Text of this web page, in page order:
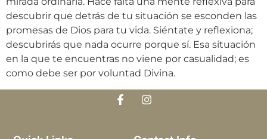
descubrir que detrás de tu situación se esconden las
promesas de Dios para tu vida. Siéntate y reflexiona;
descubrirás que nada ocurre porque sí. Esa situación
en la que te encuentras no viene por casualidad; es
como debe ser por voluntad Divina.